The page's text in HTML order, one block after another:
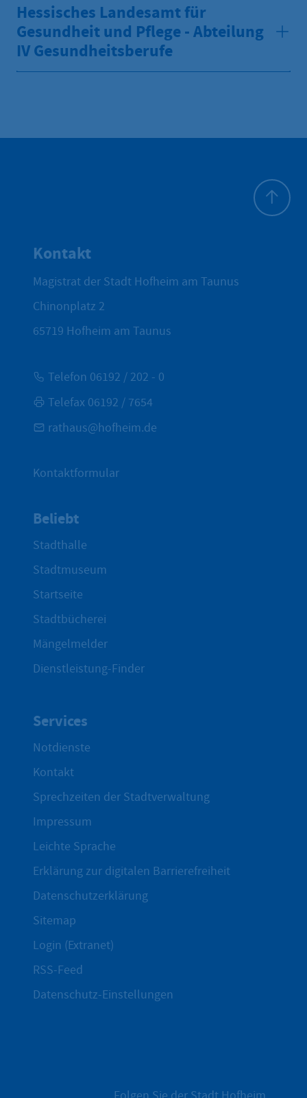
Hessisches Landesamt für
Gesundheit und Pflege - Abteilung
IV Gesundheitsberufe
Kontakt
Magistrat der Stadt Hofheim am Taunus
Chinonplatz 2
65719 Hofheim am Taunus
Telefon 06192 / 202 - 0
Telefax 06192 / 7654
rathaus@hofheim.de
Kontaktformular
Beliebt
Stadthalle
Stadtmuseum
Startseite
Stadtbücherei
Mängelmelder
Dienstleistung-Finder
Services
Notdienste
Kontakt
Sprechzeiten der Stadtverwaltung
Impressum
Leichte Sprache
Erklärung zur digitalen Barrierefreiheit
Datenschutzerklärung
Sitemap
Login (Extranet)
RSS-Feed
Datenschutz-Einstellungen